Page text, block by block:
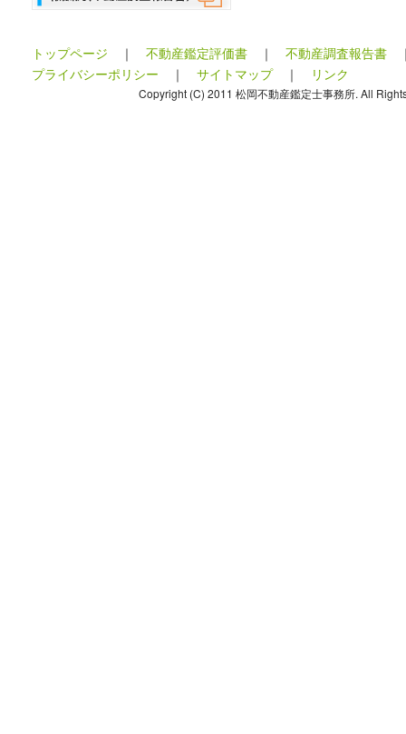
トップページ ｜ 不動産鑑定評価書 ｜ 不動産調査報告書
プライバシーポリシー ｜ サイトマップ｜ リンク
Copyright (C) 2011 松岡不動産鑑定士事務所. All